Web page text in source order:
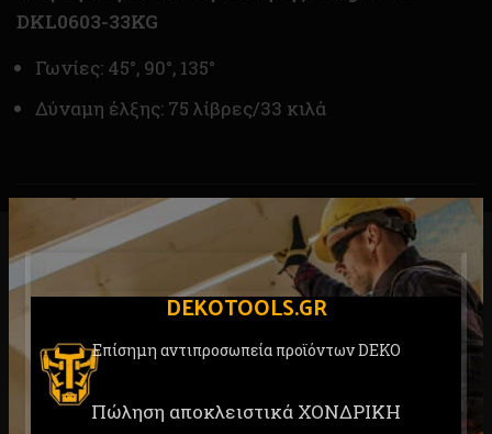
DEKOTOOLS.GR
Επίσημη αντιπροσωπεία προϊόντων DEKO
Πώληση αποκλειστικά ΧΟΝΔΡΙΚΗ
DKL0603-33KG
Γωνίες: 45°, 90°, 135°
Δύναμη έλξης: 75 λίβρες/33 κιλά
RELATED PRODUCTS